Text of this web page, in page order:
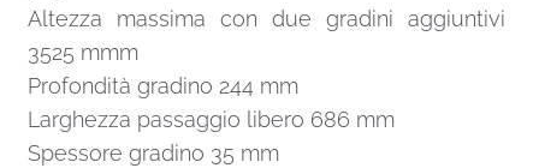
Altezza massima con due gradini aggiuntivi
3525 mmm
Profondità gradino 244 mm
Larghezza passaggio libero 686 mm
Spessore gradino 35 mm